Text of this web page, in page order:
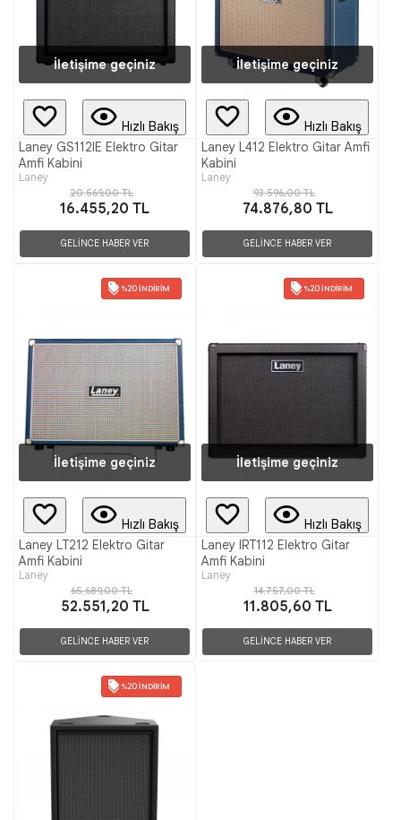
İletişime geçiniz
Hızlı Bakış
Laney GS112IE Elektro Gitar
Amfi Kabini
Laney
20.569,00 TL
16.455,20 TL
GELİNCE HABER VER
İletişime geçiniz
Hızlı Bakış
Laney L412 Elektro Gitar Amfi
Kabini
Laney
93.596,00 TL
74.876,80 TL
GELİNCE HABER VER
%20 İNDIRIM
İletişime geçiniz
Hızlı Bakış
Laney LT212 Elektro Gitar
Amfi Kabini
Laney
65.689,00 TL
52.551,20 TL
GELİNCE HABER VER
%20 İNDIRIM
İletişime geçiniz
Hızlı Bakış
Laney IRT112 Elektro Gitar
Amfi Kabini
Laney
14.757,00 TL
11.805,60 TL
GELİNCE HABER VER
%20 İNDIRIM